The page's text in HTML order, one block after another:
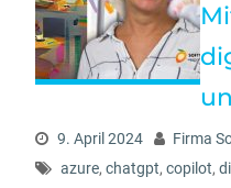
9. April 2024 Firma
azure, chatgpt, copilot,